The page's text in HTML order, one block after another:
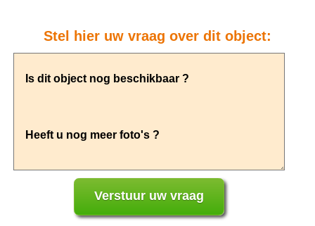
Stel hier uw vraag over dit object: